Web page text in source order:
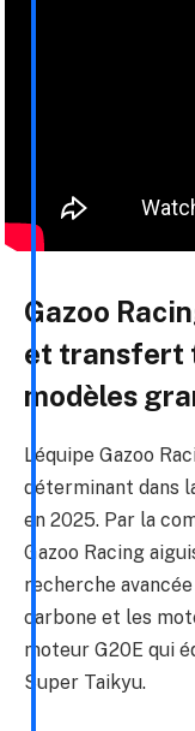
Gazoo
et transfert
modèles
L’équipe Gazoo
déterminant dans
en 2025. Par la
Gazoo Racing
recherche
carbone et les
moteur G20E qui
Super Taikyu.